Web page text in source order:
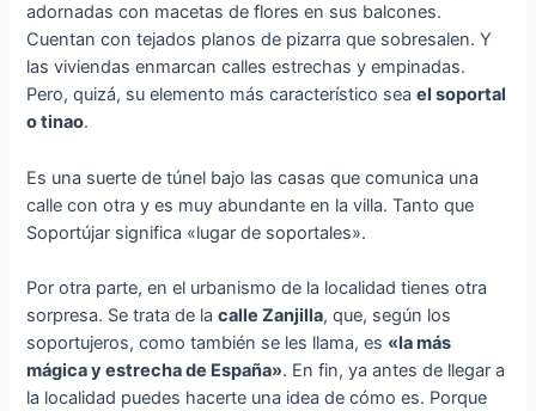
adornadas con macetas de flores en sus balcones.
Cuentan con tejados planos de pizarra que sobresalen. Y
las viviendas enmarcan calles estrechas y empinadas.
Pero, quizá, su elemento más característico seael soportal
o tinao.
Es una suerte de túnel bajo las casas que comunica una
calle con otra y es muy abundante en la villa. Tanto que
Soportújar significa «lugar de soportales».
Por otra parte, en el urbanismo de la localidad tienes otra
sorpresa. Se trata de lacalle Zanjilla, que, según los
soportujeros, como también se les llama, es «la más
mágica y estrecha de España». En fin, ya antes de llegar a
la localidad puedes hacerte una idea de cómo es. Porque